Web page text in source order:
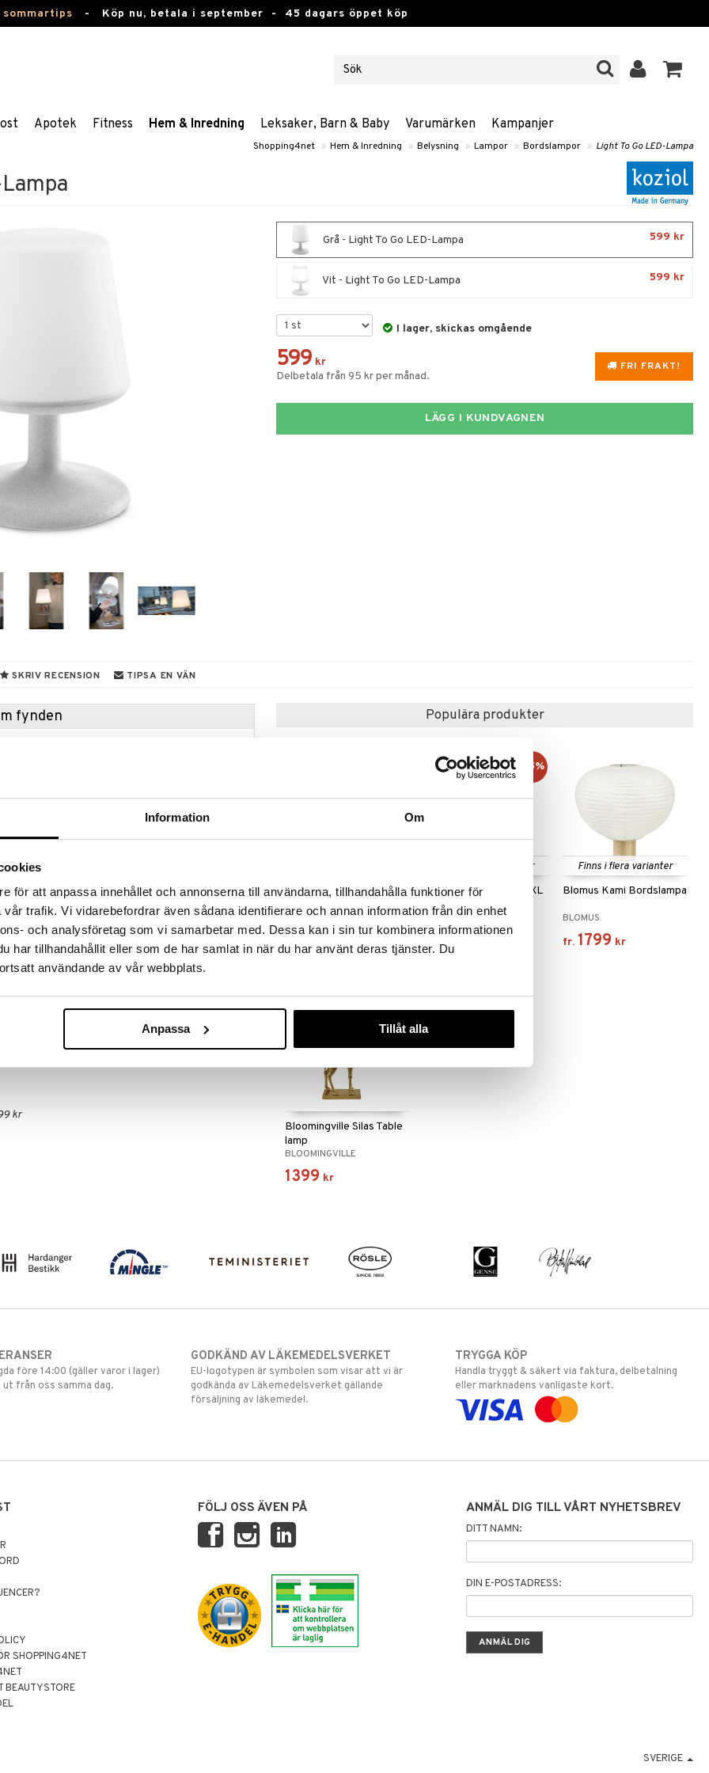
Information Om
för att anpassa innehållet och annonserna till användarna, tillhandahålla funktioner för
trafik. Vi vidarebefordrar även sådana identifierare och annan information från din enhet
och analysföretag som vi samarbetar med. Dessa kan i sin tur kombinera informationen
har tillhandahållit eller som de har samlat in när du har använt deras tjänster. Du
användande av vår webbplats.
Anpassa Tillåt alla
- Köp nu, betala i september - 45 dagars öppet köp
Apotek Fitness Hem & Inredning Leksaker, Barn & Baby Varumärken Kampanjer
Shopping4net » Hem & Inredning » Belysning » Lampor » Bordslampor » Light To Go LED-Lampa
Grå - Light To Go LED-Lampa 599 kr
Vit - Light To Go LED-Lampa 599 kr
I lager, skickas omgående
FRI FRAKT!
599 kr
Delbetala från 95 kr per månad.
LÄGG I KUNDVAGNEN
SKRIV RECENSION TIPSA EN VÄN
fynden
lampa, som du kan ta med dig och ställa där du
i 100% återvinningsbar, giftfri thermoplast. Den är
stämningshöjare eller nattlampa i barnens rum.
- utomhus och inomhus
kr
Populära produkter
Hoptimist LED lampa L
HOPTIMIST
fr. 737 kr
Finns i flera varianter
Hoptimist LED lampa XL
HOPTIMIST
1053
kampanj -15%
Finns i flera varianter
Blomus Kami Bordslampa
BLOMUS
fr. 1799 kr
Bloomingville Silas Table
lamp
BLOOMINGVILLE
1399 kr
före 14:00 (gäller varor i lager)
från oss samma dag.
GODKÄND AV LÄKEMEDELSVERKET
EU-logotypen är symbolen som visar att vi är
godkända av Läkemedelsverket gällande
försäljning av läkemedel.
TRYGGA KÖP
Handla tryggt & säkert via faktura, delbetalning
eller marknadens vanligaste kort.
SHOPPING4NET
BEAUTYSTORE
FÖLJ OSS ÄVEN PÅ ANMÄL DIG TILL VÅRT NYHETSBREV
DITT NAMN:
DIN E-POSTADRESS:
SVERIGE